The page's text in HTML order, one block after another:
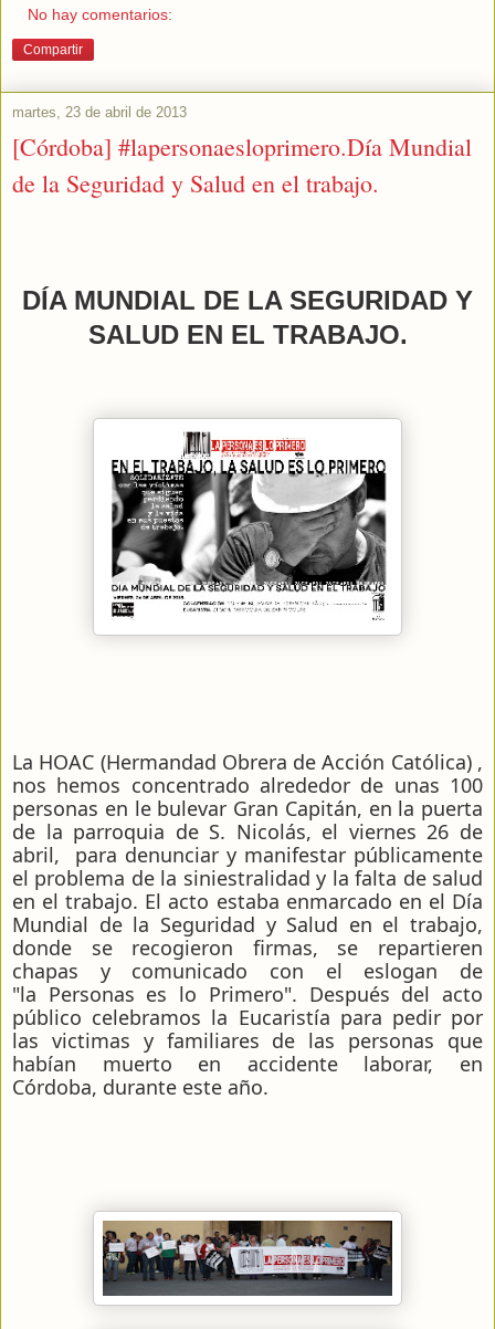
No hay comentarios:
Compartir
martes, 23 de abril de 2013
[Córdoba] #lapersonaesloprimero.Día Mundial
de la Seguridad y Salud en el trabajo.
DÍA MUNDIAL DE LA SEGURIDAD Y
SALUD EN EL TRABAJO.
La HOAC (Hermandad Obrera de Acción Católica) ,
nos hemos concentrado alrededor de unas 100
personas en le bulevar Gran Capitán, en la puerta
de la parroquia de S. Nicolás, el viernes 26 de
abril, para denunciar y manifestar públicamente
el problema de la siniestralidad y la falta de salud
en el trabajo. El acto estaba enmarcado en el Día
Mundial de la Seguridad y Salud en el trabajo,
donde se recogieron firmas, se repartieren
chapas y comunicado con el eslogan de
"la Personas es lo Primero". Después del acto
público celebramos la Eucaristía para pedir por
las victimas y familiares de las personas que
habían muerto en accidente laborar, en
Córdoba, durante este año.